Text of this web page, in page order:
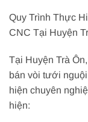
Quy Trình Thực
CNC Tại Huyện
Tại Huyện Trà
bán vòi tưới
hiện chuyên
hiện: